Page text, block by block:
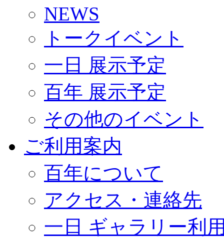
NEWS
トークイベント
一日 展示予定
百年 展示予定
その他のイベント
ご利用案内
百年について
アクセス・連絡先
一日 ギャラリー利